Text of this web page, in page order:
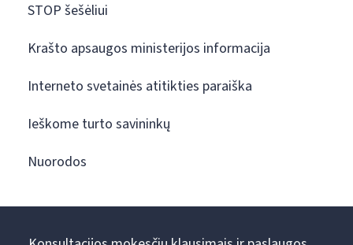
STOP šešėliui
Krašto apsaugos ministerijos informacija
Interneto svetainės atitikties paraiška
Ieškome turto savininkų
Nuorodos